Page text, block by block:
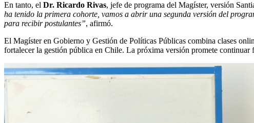
En tanto, el Dr. Ricardo Rivas, jefe de programa del Magíster, versión
ha tenido la primera cohorte, vamos a abrir una segunda versión del
para recibir postulantes”, afirmó.
El Magíster en Gobierno y Gestión de Políticas Públicas combina clases
fortalecer la gestión pública en Chile. La próxima versión promete